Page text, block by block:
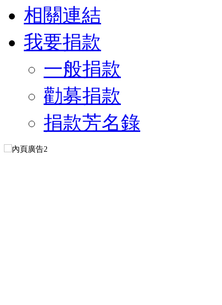
相關連結
我要捐款
一般捐款
勸募捐款
捐款芳名錄